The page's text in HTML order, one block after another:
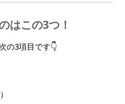
はこの3つ！
の3項目です👇